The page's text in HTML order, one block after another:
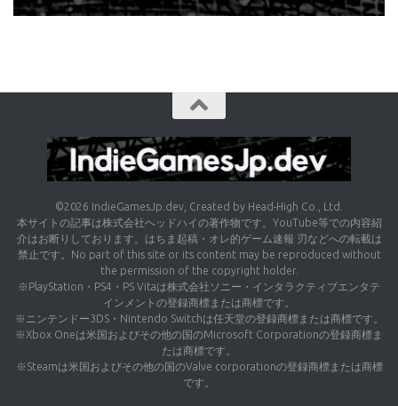
©2026 IndieGamesJp.dev, Created by Head-High Co., Ltd.
本サイトの記事は株式会社ヘッドハイの著作物です。YouTube等での内容紹
介はお断りしております。はちま起稿・オレ的ゲーム速報 刃などへの転載は
禁止です。No part of this site or its content may be reproduced without
the permission of the copyright holder.
※PlayStation・PS4・PS Vitaは株式会社ソニー・インタラクティブエンタテ
インメントの登録商標または商標です。
※ニンテンドー3DS・Nintendo Switchは任天堂の登録商標または商標です。
※Xbox Oneは米国およびその他の国のMicrosoft Corporationの登録商標ま
たは商標です。
※Steamは米国およびその他の国のValve corporationの登録商標または商標
です。